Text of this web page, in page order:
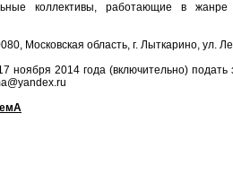
коллективы, работающие в
Московская область, г. Лыткарино, ул.
ноября 2014 года (включительно)